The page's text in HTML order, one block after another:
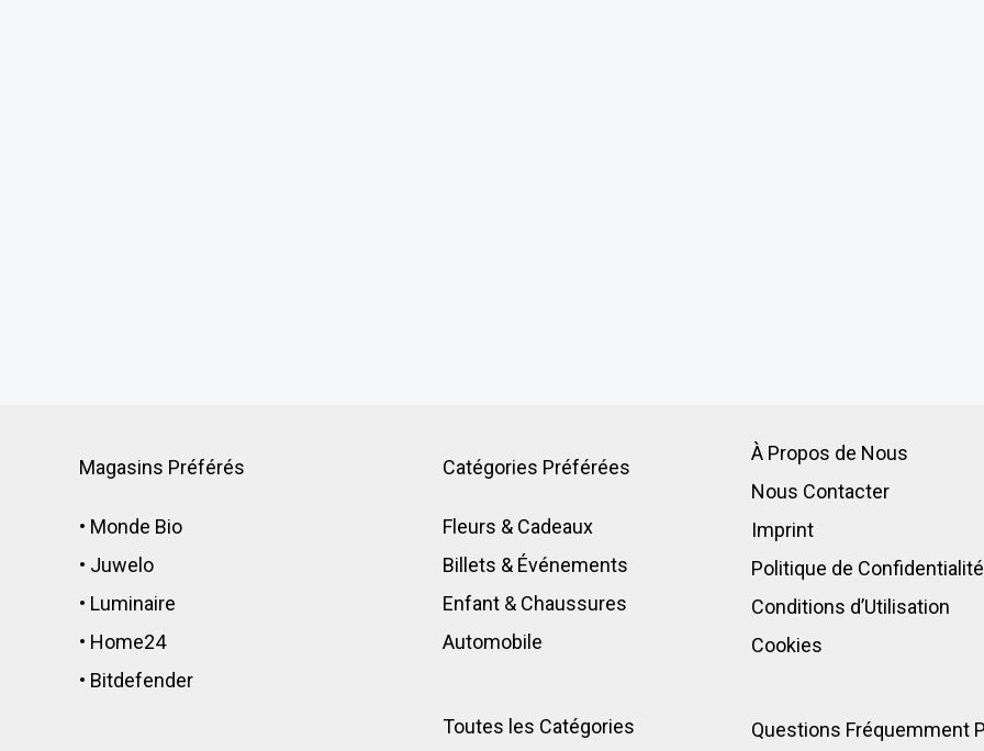
Magasins Préférés
• Monde Bio
• Juwelo
• Luminaire
• Home24
• Bitdefender
Catégories Préférées
Fleurs & Cadeaux
Billets & Événements
Enfant & Chaussures
Automobile
Toutes les Catégories
À Propos de Nous
Nous Contacter
Imprint
Politique de Confidentialité
Conditions d’Utilisation
Cookies
Questions Fréquemment